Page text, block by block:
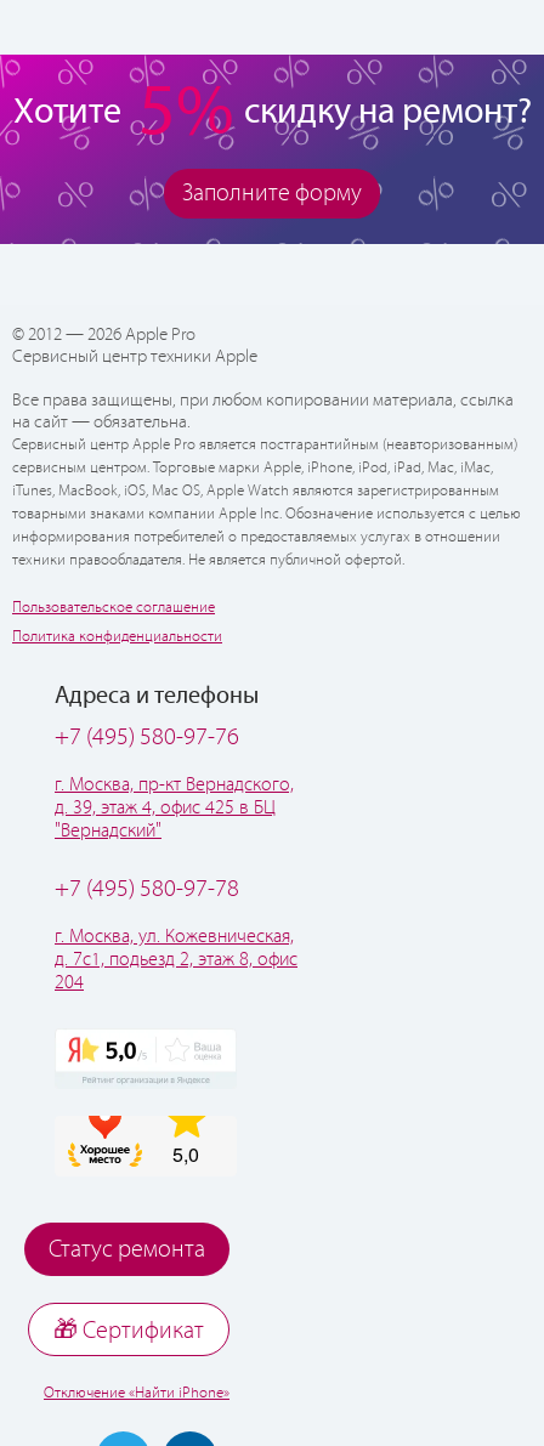
Хотите 5% скидку на ремонт?
Заполните форму
© 2012 — 2026 Apple Pro
Сервисный центр техники Apple
Все права защищены, при любом копировании материала, ссылка
на сайт — обязательна.
Сервисный центр Apple Pro является постгарантийным (неавторизованным)
сервисным центром. Торговые марки Apple, iPhone, iPod, iPad, Mac, iMac,
iTunes, MacBook, iOS, Mac OS, Apple Watch являются зарегистрированным
товарными знаками компании Apple Inc. Обозначение используется с целью
информирования потребителей о предоставляемых услугах в отношении
техники правообладателя. Не является публичной офертой.
Пользовательское соглашение
Политика конфиденциальности
Адреса и телефоны
+7 (495) 580-97-76
г. Москва, пр-кт Вернадского,
д. 39, этаж 4, офис 425 в БЦ
"Вернадский"
+7 (495) 580-97-78
г. Москва, ул. Кожевническая,
д. 7с1, подьезд 2, этаж 8, офис
204
Статус ремонта
🎁 Cертификат
Отключение «Найти iPhone»